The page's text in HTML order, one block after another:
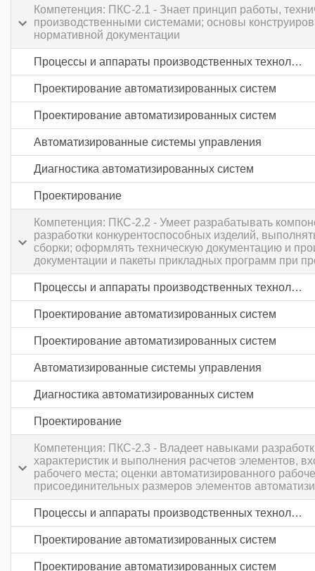
Компетенция: ПКС-2.1 - Знает принцип работы,
производственными системами; основы
нормативной документации
Процессы и аппараты производственных технологий
Проектирование автоматизированных систем
Проектирование автоматизированных систем
Автоматизированные системы управления
Диагностика автоматизированных систем
Проектирование
Компетенция: ПКС-2.2 - Умеет разрабатывать
разработки конкурентоспособных изделий,
сборки; оформлять техническую документацию и
документации и пакеты прикладных программ при
Процессы и аппараты производственных технологий
Проектирование автоматизированных систем
Проектирование автоматизированных систем
Автоматизированные системы управления
Диагностика автоматизированных систем
Проектирование
Компетенция: ПКС-2.3 - Владеет навыками
характеристик и выполнения расчетов элементов,
рабочего места; оценки автоматизированного
присоединительных размеров элементов
Процессы и аппараты производственных технологий
Проектирование автоматизированных систем
Проектирование автоматизированных систем